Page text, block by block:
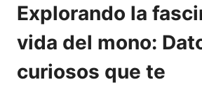
Explorando la
vida del mono:
curiosos que te